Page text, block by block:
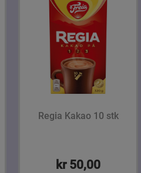
Regia Kakao 10 stk
kr 50,00